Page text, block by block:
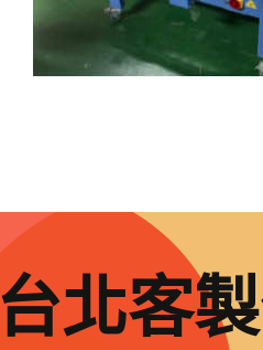
台北客